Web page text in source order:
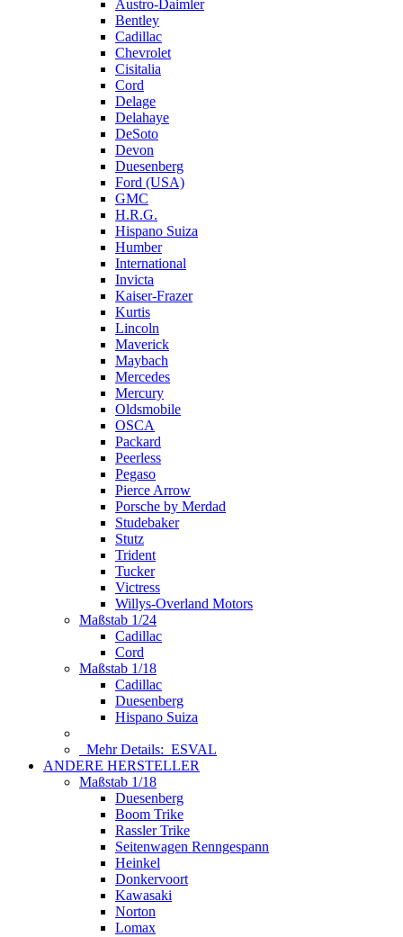
Austro-Daimler
Bentley
Cadillac
Chevrolet
Cisitalia
Cord
Delage
Delahaye
DeSoto
Devon
Duesenberg
Ford (USA)
GMC
H.R.G.
Hispano Suiza
Humber
International
Invicta
Kaiser-Frazer
Kurtis
Lincoln
Maverick
Maybach
Mercedes
Mercury
Oldsmobile
OSCA
Packard
Peerless
Pegaso
Pierce Arrow
Porsche by Merdad
Studebaker
Stutz
Trident
Tucker
Victress
Willys-Overland Motors
Maßstab 1/24
Cadillac
Cord
Maßstab 1/18
Cadillac
Duesenberg
Hispano Suiza
Mehr Details: ESVAL
ANDERE HERSTELLER
Maßstab 1/18
Duesenberg
Boom Trike
Rassler Trike
Seitenwagen Renngespann
Heinkel
Donkervoort
Kawasaki
Norton
Lomax